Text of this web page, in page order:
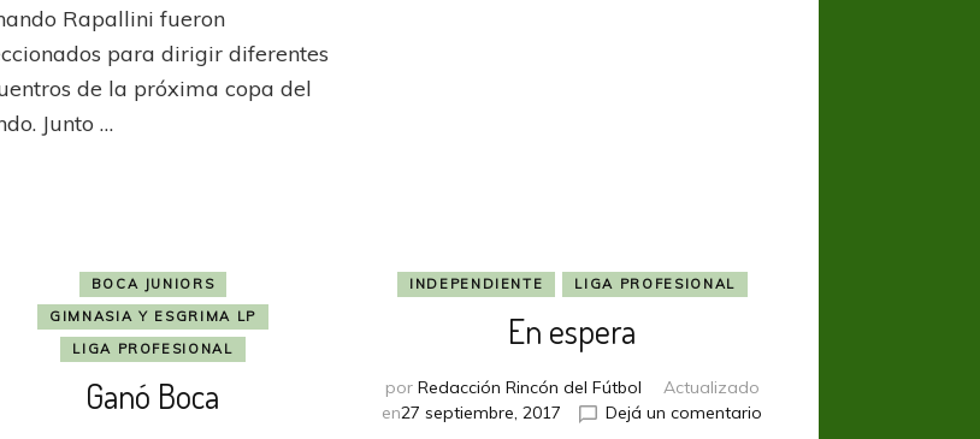
a
Rapallini fueron
para dirigir diferentes
de la próxima copa del
Junto …
BOCA JUNIORS
GIMNASIA Y ESGRIMA LP
LIGA PROFESIONAL
Ganó Boca
INDEPENDIENTE LIGA PROFESIONAL
En espera
por Redacción Rincón del Fútbol
Actualizado
en27 septiembre, 2017 Dejá un comentario